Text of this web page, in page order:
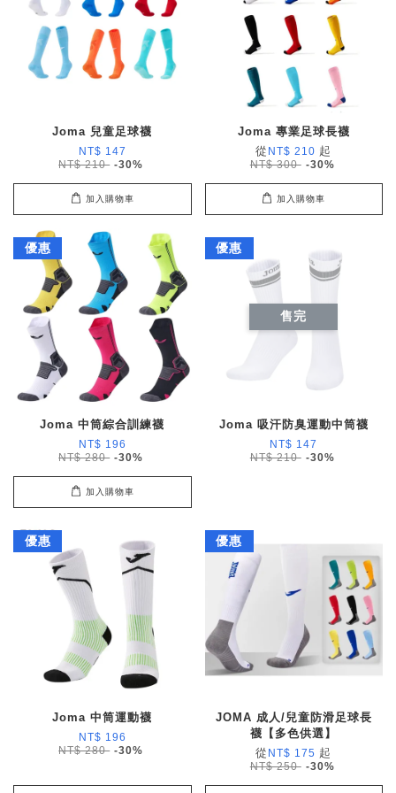
Joma 兒童足球襪
NT$ 147
NT$ 210 -30%
加入購物車
Joma 專業足球長襪
從 NT$ 210 起
NT$ 300 -30%
加入購物車
優惠
Joma 中筒綜合訓練襪
NT$ 196
NT$ 280 -30%
加入購物車
優惠
售完
Joma 吸汗防臭運動中筒襪
NT$ 147
NT$ 210 -30%
優惠
Joma 中筒運動襪
NT$ 196
NT$ 280 -30%
優惠
JOMA 成人/兒童防滑足球長
襪【多色供選】
從 NT$ 175 起
NT$ 250 -30%